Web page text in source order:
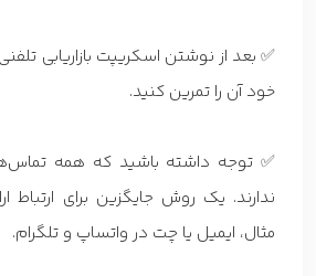
✅ بعد از نوشتن اسکریپت بازاریابی
خود آن را تمرین کنید.
✅ توجه داشته باشید که همه
ندارند. یک روش جایگزین برای ارتباط
مثال، ایمیل یا چت در واتساپ و تلگرام.